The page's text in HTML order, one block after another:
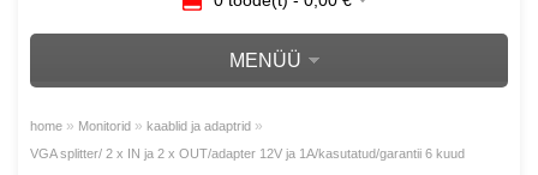
MENÜÜ
home » Monitorid » kaablid ja adaptrid »
VGA splitter/ 2 x IN ja 2 x OUT/adapter 12V ja 1A/kasutatud/garantii 6 kuud